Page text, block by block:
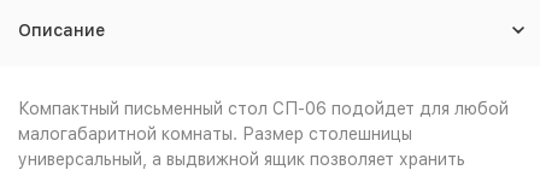
Описание
Компактный письменный стол СП-06 подойдет для любой
малогабаритной комнаты. Размер столешницы
универсальный, а выдвижной ящик позволяет хранить